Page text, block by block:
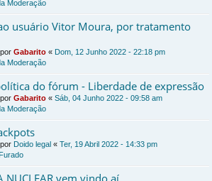
Moderação
usuário Vitor Moura, por tratamento
Gabarito « Dom, 12 Junho 2022 - 22:18 pm
Moderação
do fórum - Liberdade de expressão
Gabarito « Sáb, 04 Junho 2022 - 09:58 am
Moderação
Doido legal « Ter, 19 Abril 2022 - 14:33 pm
NUCLEAR vem vindo aí